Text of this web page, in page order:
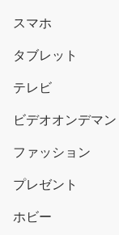
スマホ
タブレット
テレビ
ビデオオンデマン
ファッション
プレゼント
ホビー